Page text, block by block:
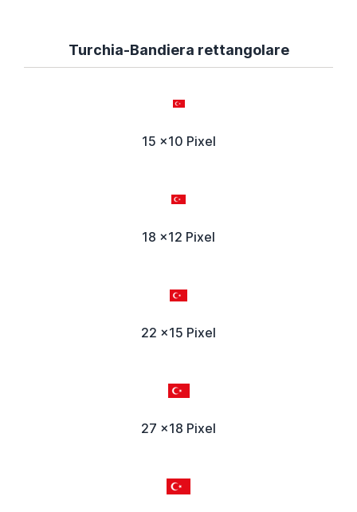
Turchia-Bandiera rettangolare
15 x10 Pixel
18 x12 Pixel
22 x15 Pixel
27 x18 Pixel